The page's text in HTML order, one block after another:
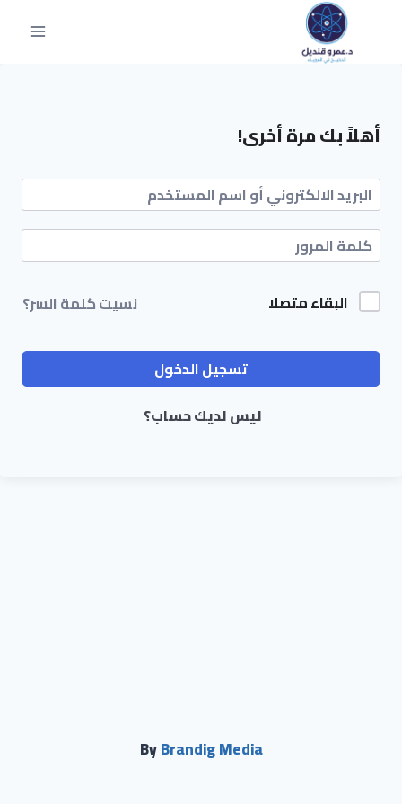
أهلاً بك مرة أخرى!
البقاء متصلا نسيت كلمة السر؟
تسجيل الدخول
ليس لديك حساب؟
ByBrandig Media